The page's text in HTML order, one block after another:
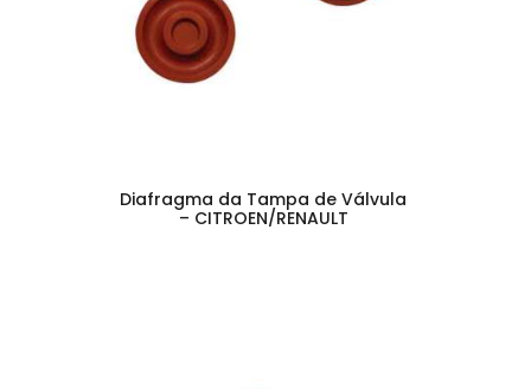
Diafragma da Tampa de Válvula
– CITROEN/RENAULT